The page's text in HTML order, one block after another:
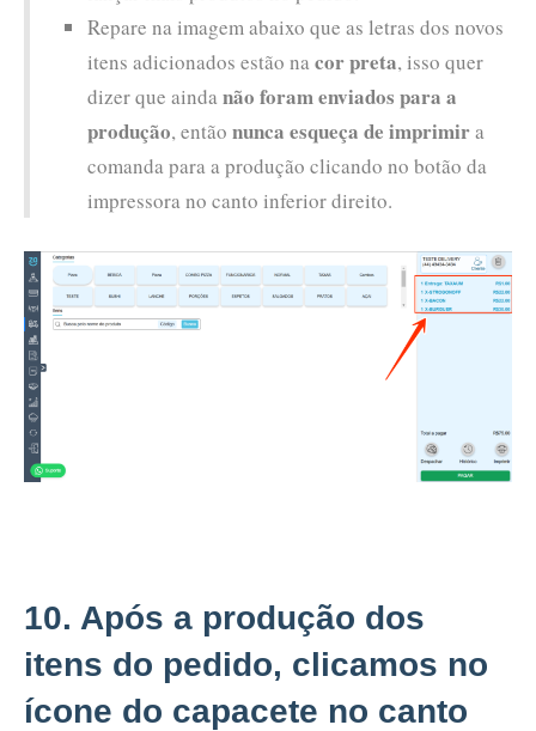
Repare na imagem abaixo que as letras dos novos
itens adicionados estão nacor preta, isso quer
dizer que aindanão foram enviados para a
produção, então nunca esqueça de imprimira
comanda para a produção clicando no botão da
impressora no canto inferior direito.
10. Após a produção dos
itens do pedido, clicamos no
ícone do capacete no canto